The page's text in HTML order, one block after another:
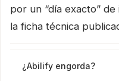
por un “día exacto”
la ficha técnica
¿Abilify engorda?